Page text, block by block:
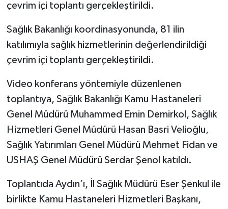
çevrim içi toplantı gerçekleştirildi.
Sağlık Bakanlığı koordinasyonunda, 81 ilin
katılımıyla sağlık hizmetlerinin değerlendirildiği
çevrim içi toplantı gerçekleştirildi.
Video konferans yöntemiyle düzenlenen
toplantıya, Sağlık Bakanlığı Kamu Hastaneleri
Genel Müdürü Muhammed Emin Demirkol, Sağlık
Hizmetleri Genel Müdürü Hasan Basri Velioğlu,
Sağlık Yatırımları Genel Müdürü Mehmet Fidan ve
USHAŞ Genel Müdürü Serdar Şenol katıldı.
Toplantıda Aydın’ı, İl Sağlık Müdürü Eser Şenkul ile
birlikte Kamu Hastaneleri Hizmetleri Başkanı,